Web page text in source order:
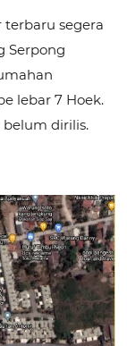
terbaru segera
Serpong
lebar 7 Hoek.
belum dirilis.